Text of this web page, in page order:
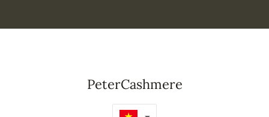
PeterCashmere